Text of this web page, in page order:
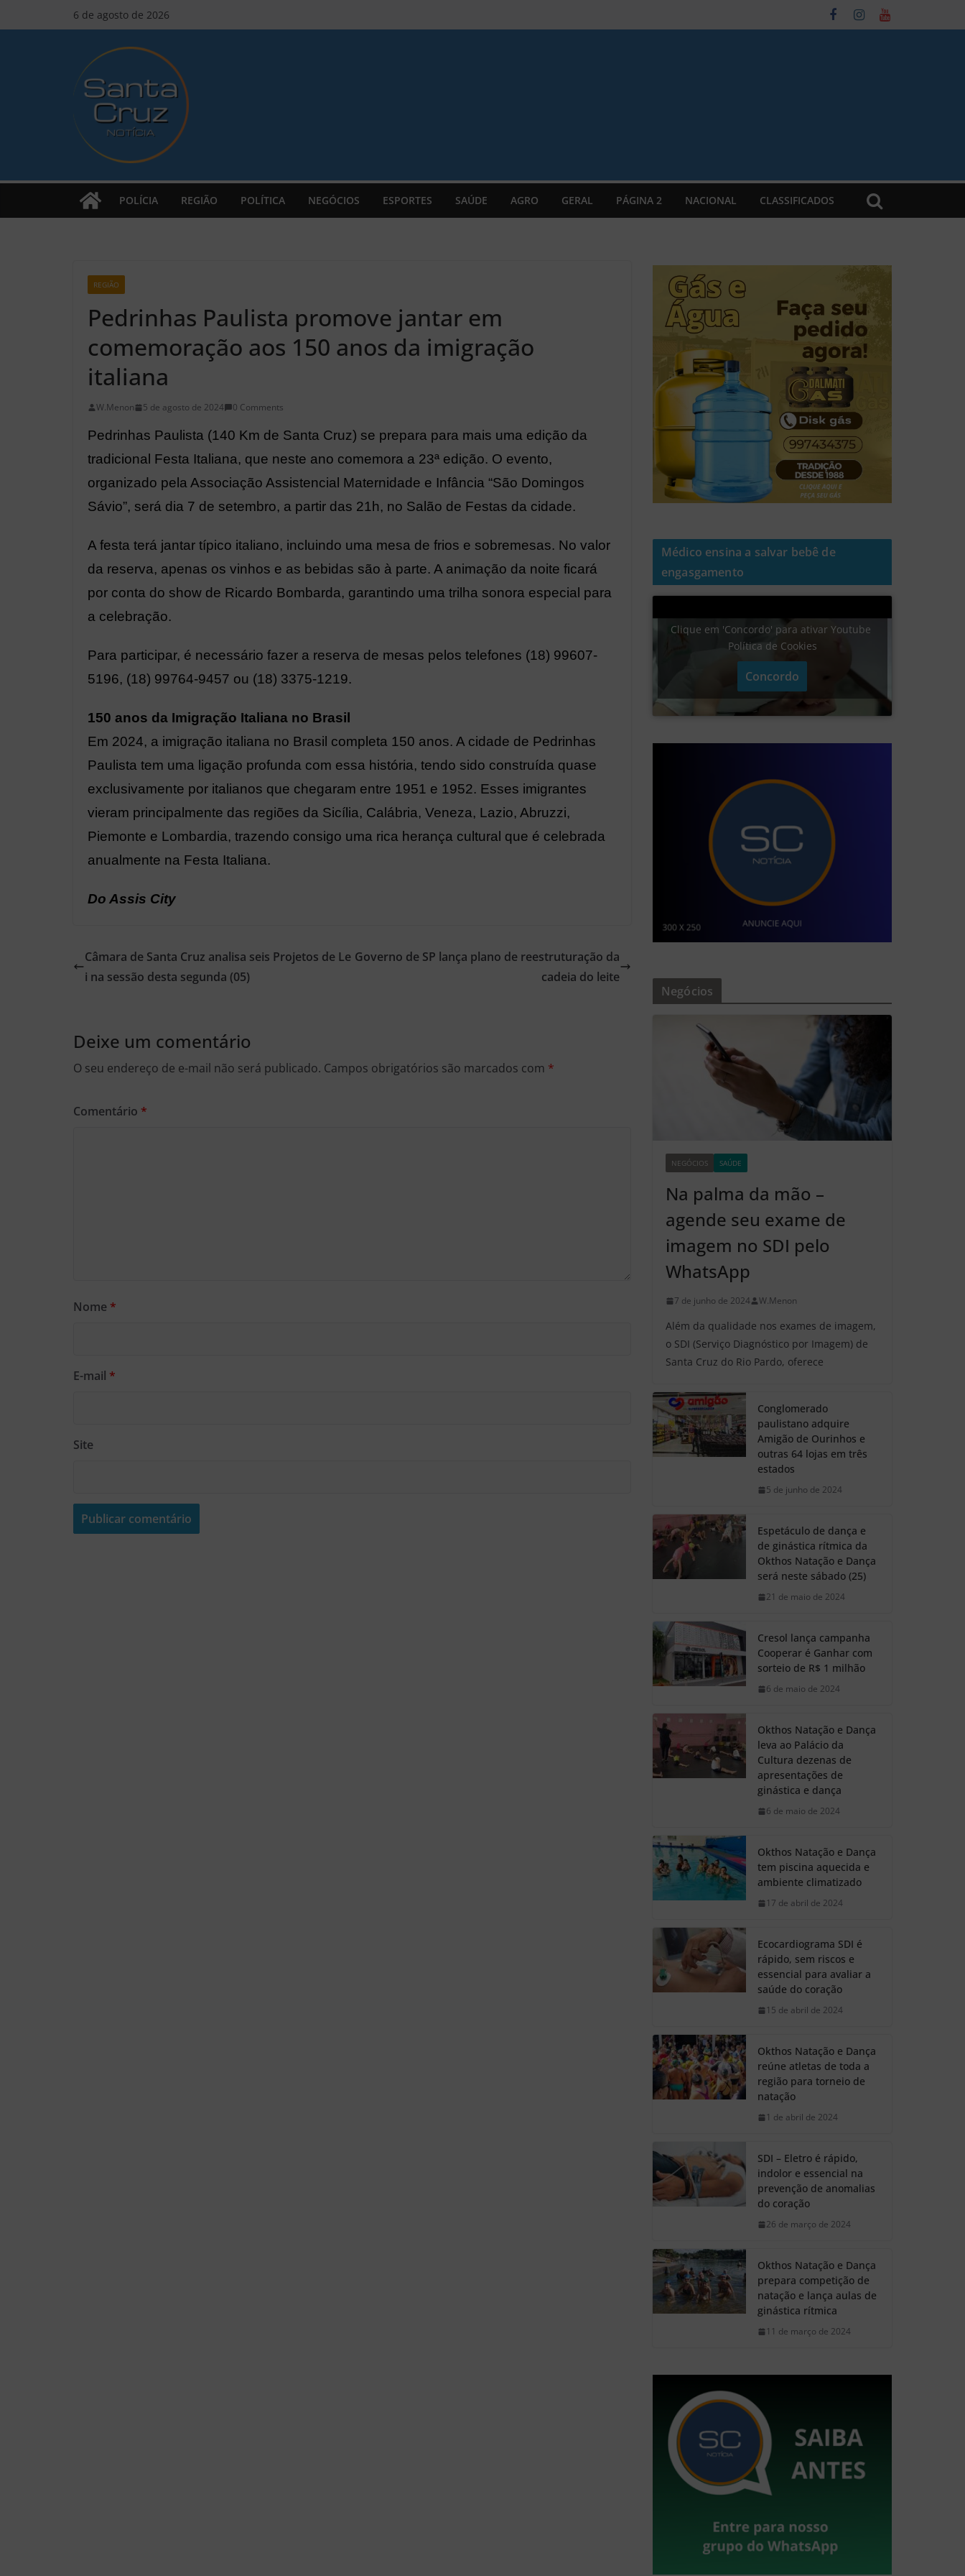
para
6 de agosto de 2026
POLÍCIA REGIÃO POLÍTICA NEGÓCIOS ESPORTES SAÚDE AGRO GERAL PÁGINA 2 NACIONAL CLASSIFICADOS
REGIÃO
Pedrinhas Paulista promove jantar em
comemoração aos 150 anos da imigração
italiana
W.Menon 5 de agosto de 2024 0 Comments
Pedrinhas Paulista (140 Km de Santa Cruz) se prepara para mais uma edição da
tradicional Festa Italiana, que neste ano comemora a 23ª edição. O evento,
organizado pela Associação Assistencial Maternidade e Infância “São Domingos
Sávio”, será dia 7 de setembro, a partir das 21h, no Salão de Festas da cidade.
A festa terá jantar típico italiano, incluindo uma mesa de frios e sobremesas. No valor
da reserva, apenas os vinhos e as bebidas são à parte. A animação da noite ficará
por conta do show de Ricardo Bombarda, garantindo uma trilha sonora especial para
a celebração.
Para participar, é necessário fazer a reserva de mesas pelos telefones (18) 99607-
5196, (18) 99764-9457 ou (18) 3375-1219.
150 anos da Imigração Italiana no Brasil
Em 2024, a imigração italiana no Brasil completa 150 anos. A cidade de Pedrinhas
Paulista tem uma ligação profunda com essa história, tendo sido construída quase
exclusivamente por italianos que chegaram entre 1951 e 1952. Esses imigrantes
vieram principalmente das regiões da Sicília, Calábria, Veneza, Lazio, Abruzzi,
Piemonte e Lombardia, trazendo consigo uma rica herança cultural que é celebrada
anualmente na Festa Italiana.
Do Assis City
Câmara de Santa Cruz analisa seis Projetos de Le
i na sessão desta segunda (05)
Governo de SP lança plano de reestruturação da
cadeia do leite
Deixe um comentário
O seu endereço de e-mail não será publicado. Campos obrigatórios são marcados com *
Comentário *
Nome *
E-mail *
Site
Médico ensina a salvar bebê de
engasgamento
Clique em 'Concordo' para ativar Youtube
Política de Cookies
Concordo
Negócios
NEGÓCIOS SAÚDE
Na palma da mão –
agende seu exame de
imagem no SDI pelo
WhatsApp
7 de junho de 2024 W.Menon
Além da qualidade nos exames de imagem,
o SDI (Serviço Diagnóstico por Imagem) de
Santa Cruz do Rio Pardo, oferece
Conglomerado
paulistano adquire
Amigão de Ourinhos e
outras 64 lojas em três
estados
5 de junho de 2024
Espetáculo de dança e
de ginástica rítmica da
Okthos Natação e Dança
será neste sábado (25)
21 de maio de 2024
Cresol lança campanha
Cooperar é Ganhar com
sorteio de R$ 1 milhão
6 de maio de 2024
Okthos Natação e Dança
leva ao Palácio da
Cultura dezenas de
apresentações de
ginástica e dança
6 de maio de 2024
Okthos Natação e Dança
tem piscina aquecida e
ambiente climatizado
17 de abril de 2024
Ecocardiograma SDI é
rápido, sem riscos e
essencial para avaliar a
saúde do coração
15 de abril de 2024
Okthos Natação e Dança
reúne atletas de toda a
região para torneio de
natação
1 de abril de 2024
SDI – Eletro é rápido,
indolor e essencial na
prevenção de anomalias
do coração
26 de março de 2024
Okthos Natação e Dança
prepara competição de
natação e lança aulas de
ginástica rítmica
11 de março de 2024